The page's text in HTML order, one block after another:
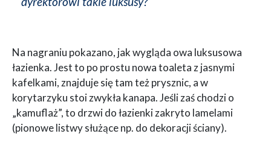
Na nagraniu pokazano, jak wygląda owa luksusowa
łazienka. Jest to po prostu nowa toaleta z jasnymi
kafelkami, znajduje się tam też prysznic, a w
korytarzyku stoi zwykła kanapa. Jeśli zaś chodzi o
„kamuflaż”, to drzwi do łazienki zakryto lamelami
(pionowe listwy służące np. do dekoracji ściany).